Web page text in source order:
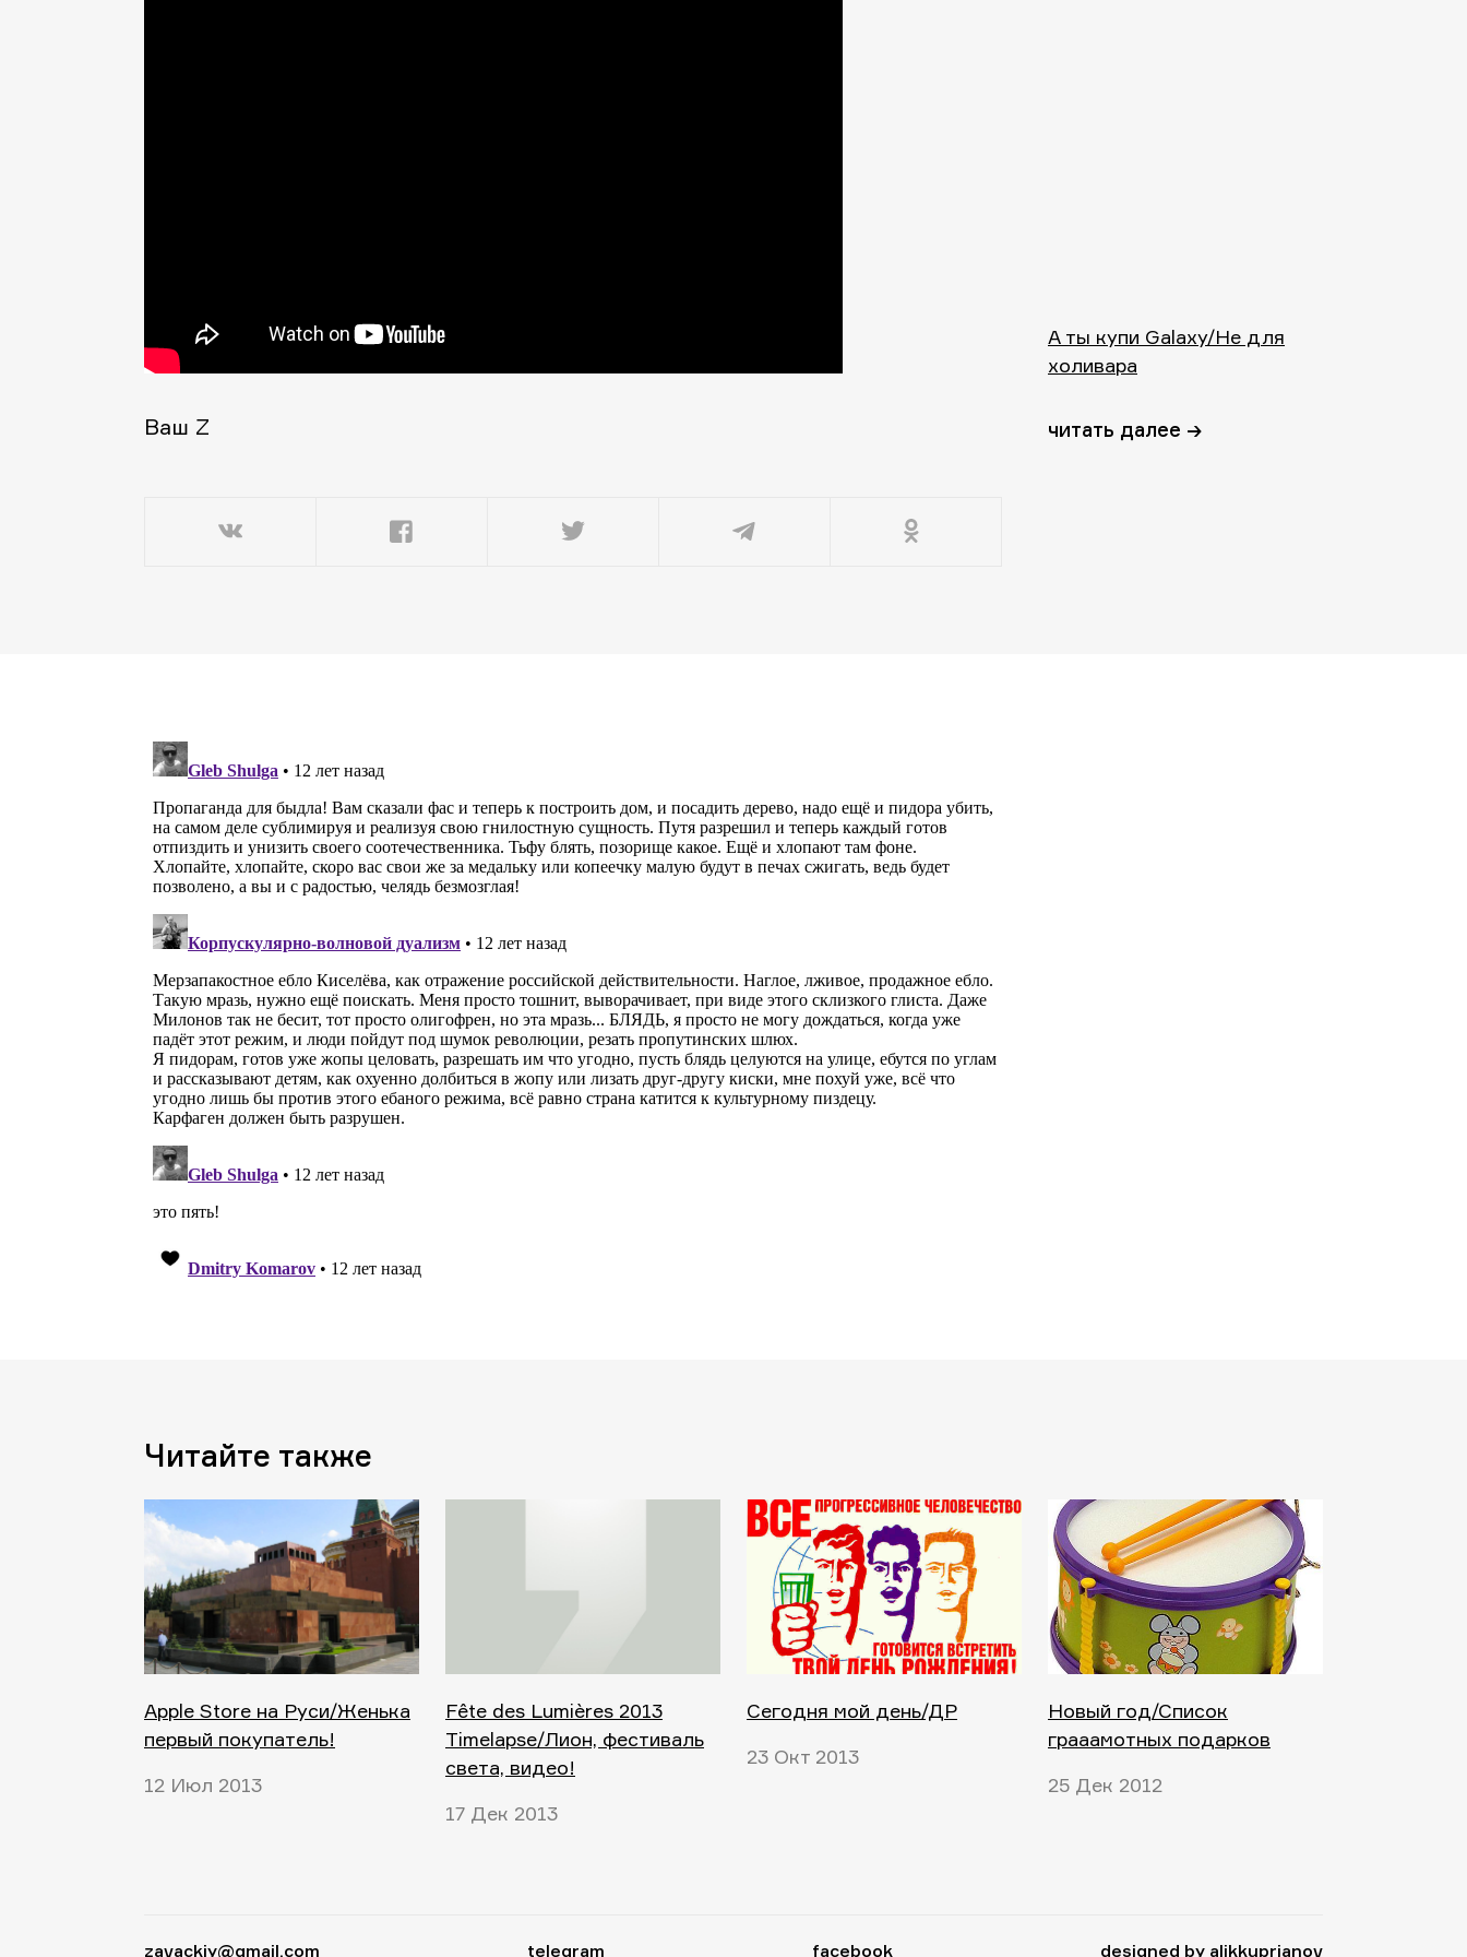
Ваш Z
А ты купи Galaxy/Не для
холивара
читать далее →
Читайте также
Apple Store на Руси/Женька
первый покупатель!
12 Июл 2013
Fête des Lumières 2013
Timelapse/Лион, фестиваль
света, видео!
17 Дек 2013
Сегодня мой день/ДР
23 Окт 2013
Новый год/Список
грааамотных подарков
25 Дек 2012
zavackiy@gmail.com telegram facebook designed by alikkuprianov